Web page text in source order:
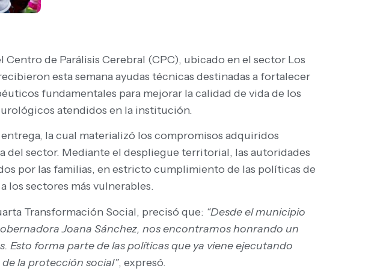
de Parálisis Cerebral (CPC), ubicado en el sector Los
esta semana ayudas técnicas destinadas a fortalecer
fundamentales para mejorar la calidad de vida de los
atendidos en la institución.
la cual materializó los compromisos adquiridos
del sector. Mediante el despliegue territorial, las autoridades
por las familias, en estricto cumplimiento de las políticas de
los sectores más vulnerables.
Transformación Social, precisó que: “Desde el municipio
Joana Sánchez, nos encontramos honrando un
Esto forma parte de las políticas que ya viene ejecutando
la protección social”, expresó.